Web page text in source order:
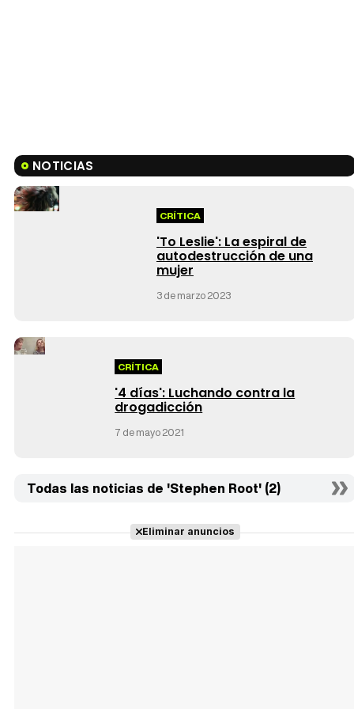
NOTICIAS
CRÍTICA
'To Leslie': La espiral de
autodestrucción de una
mujer
3 de marzo 2023
CRÍTICA
'4 días': Luchando contra la
drogadicción
7 de mayo 2021
Todas las noticias de 'Stephen Root' (2)
Eliminar anuncios